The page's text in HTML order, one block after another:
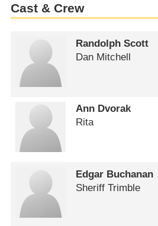
Cast & Crew
Randolph Scott
Dan Mitchell
Ann Dvorak
Rita
Edgar Buchanan
Sheriff Trimble